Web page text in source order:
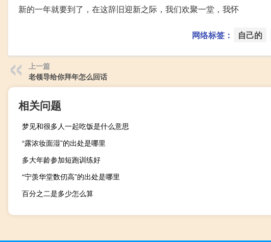
新的一年就要到了，在这辞旧迎新之际，我们欢聚一堂，我怀
网络标签： 自己的
上一篇
老领导给你拜年怎么回话
相关问题
梦见和很多人一起吃饭是什么意思
“露浓妆面湿”的出处是哪里
多大年龄参加短跑训练好
“宁羡华堂数仞高”的出处是哪里
百分之二是多少怎么算